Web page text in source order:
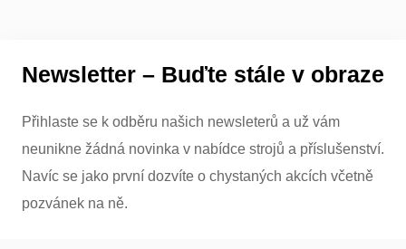
Newsletter – Buďte stále v obraze
Přihlaste se k odběru našich newsleterů a už vám
neunikne žádná novinka v nabídce strojů a příslušenství.
Navíc se jako první dozvíte o chystaných akcích včetně
pozvánek na ně.